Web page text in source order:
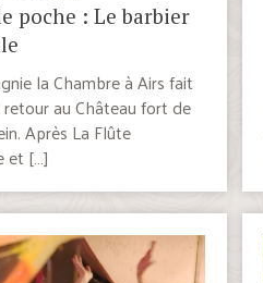
poche : Le barbier
la Chambre à Airs fait
au Château fort de
Après La Flûte
et […]